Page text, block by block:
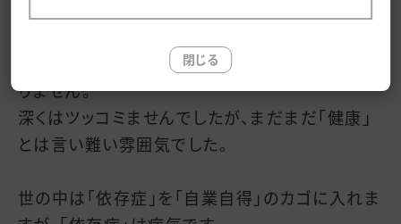
たが、目の動きや指先の動きを見逃す西野じゃあ
りません。
深くはツッコミませんでしたが、まだまだ「健康」
とは言い難い雰囲気でした。
世の中は「依存症」を「自業自得」のカゴに入れま
閉じる